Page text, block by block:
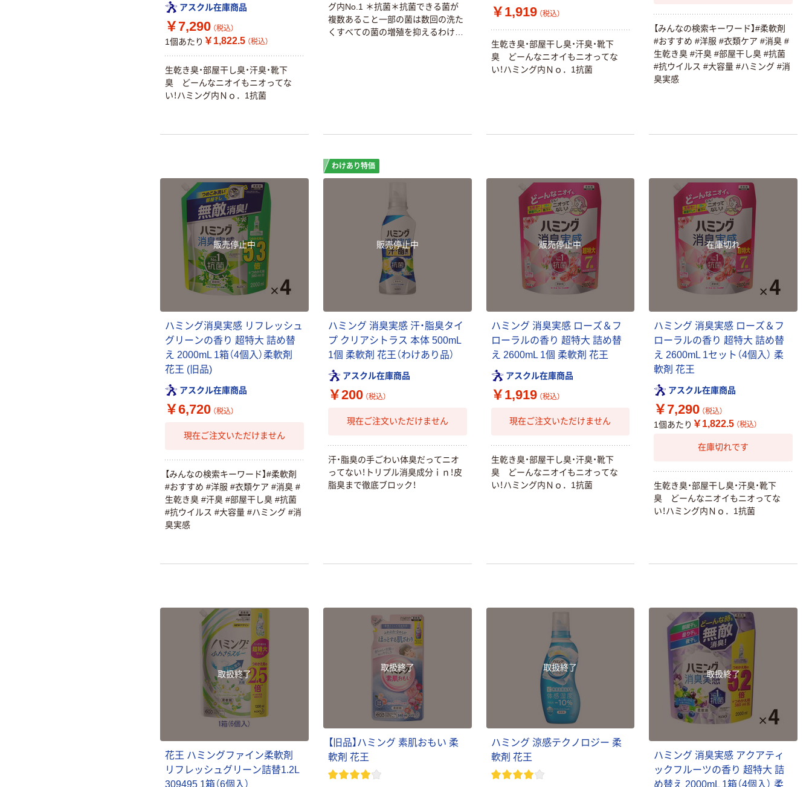
アスクル在庫商品
￥7,290 （税込）
1個あたり ￥1,822.5 （税込）
生乾き臭・部屋干し臭・汗臭・靴下
臭 どーんなニオイもニオってな
い！ハミング内Ｎｏ．1抗菌
グ内No.1 ＊抗菌＊抗菌できる菌が
複数あること一部の菌は数回の洗た
くすべての菌の増殖を抑えるわけで
ではありません＊3静電気を防ぐ
￥1,919 （税込）
生乾き臭・部屋干し臭・汗臭・靴下
臭 どーんなニオイもニオってな
い！ハミング内Ｎｏ．1抗菌
【みんなの検索キーワード】#柔軟剤
#おすすめ #洋服 #衣類ケア #消臭 #
生乾き臭 #汗臭 #部屋干し臭 #抗菌
#抗ウイルス #大容量 #ハミング #消
臭実感
販売停止中
ハミング消臭実感 リフレッシュ
グリーンの香り 超特大 詰め替
え 2000mL 1箱（4個入）柔軟剤
花王 (旧品)
アスクル在庫商品
￥6,720 （税込）
現在ご注文いただけません
【みんなの検索キーワード】#柔軟剤
#おすすめ #洋服 #衣類ケア #消臭 #
生乾き臭 #汗臭 #部屋干し臭 #抗菌
#抗ウイルス #大容量 #ハミング #消
臭実感
わけあり特価
販売停止中
ハミング 消臭実感 汗・脂臭タイ
プ クリアシトラス 本体 500mL
1個 柔軟剤 花王（わけあり品）
アスクル在庫商品
￥200 （税込）
現在ご注文いただけません
汗・脂臭の手ごわい体臭だってニオ
ってない！トリプル消臭成分ｉｎ！皮
脂臭まで徹底ブロック！
販売停止中
ハミング 消臭実感 ローズ＆フ
ローラルの香り 超特大 詰め替
え 2600mL 1個 柔軟剤 花王
アスクル在庫商品
￥1,919 （税込）
現在ご注文いただけません
生乾き臭・部屋干し臭・汗臭・靴下
臭 どーんなニオイもニオってな
い！ハミング内Ｎｏ．1抗菌
在庫切れ
ハミング 消臭実感 ローズ＆フ
ローラルの香り 超特大 詰め替
え 2600mL 1セット（4個入） 柔
軟剤 花王
アスクル在庫商品
￥7,290 （税込）
1個あたり ￥1,822.5 （税込）
在庫切れです
生乾き臭・部屋干し臭・汗臭・靴下
臭 どーんなニオイもニオってな
い！ハミング内Ｎｏ．1抗菌
取扱終了
花王 ハミングファイン柔軟剤
リフレッシュグリーン詰替1.2L
309495 1箱（6個入）
取扱終了
【旧品】ハミング 素肌おもい 柔
軟剤 花王
取扱終了
ハミング 涼感テクノロジー 柔
軟剤 花王
取扱終了
ハミング 消臭実感 アクアティ
ックフルーツの香り 超特大 詰
め替え 2000mL 1箱（4個入） 柔